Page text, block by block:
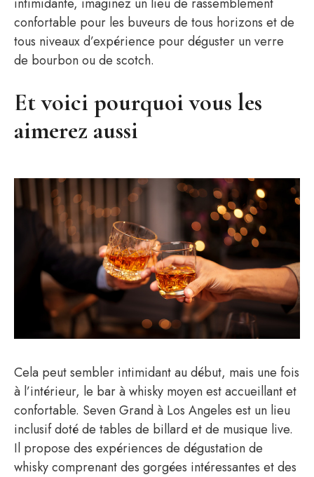
confortable pour les buveurs de tous horizons et de
tous niveaux d’expérience pour déguster un verre
de bourbon ou de scotch.
Et voici pourquoi vous les
aimerez aussi
Cela peut sembler intimidant au début, mais une fois
à l’intérieur, le bar à whisky moyen est accueillant et
confortable. Seven Grand à Los Angeles est un lieu
inclusif doté de tables de billard et de musique live.
Il propose des expériences de dégustation de
whisky comprenant des gorgées intéressantes et des